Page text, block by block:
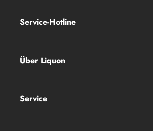
Service-Hotline
Über Liquon
Service